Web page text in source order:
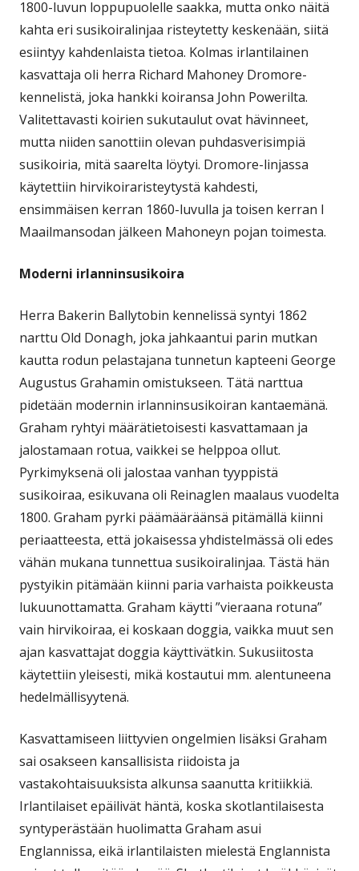
1800-luvun loppupuolelle saakka, mutta onko näitä
kahta eri susikoiralinjaa risteytetty keskenään, siitä
esiintyy kahdenlaista tietoa. Kolmas irlantilainen
kasvattaja oli herra Richard Mahoney Dromore-
kennelistä, joka hankki koiransa John Powerilta.
Valitettavasti koirien sukutaulut ovat hävinneet,
mutta niiden sanottiin olevan puhdasverisimpiä
susikoiria, mitä saarelta löytyi. Dromore-linjassa
käytettiin hirvikoiraristeytystä kahdesti,
ensimmäisen kerran 1860-luvulla ja toisen kerran I
Maailmansodan jälkeen Mahoneyn pojan toimesta.
Moderni irlanninsusikoira
Herra Bakerin Ballytobin kennelissä syntyi 1862
narttu Old Donagh, joka jahkaantui parin mutkan
kautta rodun pelastajana tunnetun kapteeni George
Augustus Grahamin omistukseen. Tätä narttua
pidetään modernin irlanninsusikoiran kantaemänä.
Graham ryhtyi määrätietoisesti kasvattamaan ja
jalostamaan rotua, vaikkei se helppoa ollut.
Pyrkimyksenä oli jalostaa vanhan tyyppistä
susikoiraa, esikuvana oli Reinaglen maalaus vuodelta
1800. Graham pyrki päämääräänsä pitämällä kiinni
periaatteesta, että jokaisessa yhdistelmässä oli edes
vähän mukana tunnettua susikoiralinjaa. Tästä hän
pystyikin pitämään kiinni paria varhaista poikkeusta
lukuunottamatta. Graham käytti ”vieraana rotuna”
vain hirvikoiraa, ei koskaan doggia, vaikka muut sen
ajan kasvattajat doggia käyttivätkin. Sukusiitosta
käytettiin yleisesti, mikä kostautui mm. alentuneena
hedelmällisyytenä.
Kasvattamiseen liittyvien ongelmien lisäksi Graham
sai osakseen kansallisista riidoista ja
vastakohtaisuuksista alkunsa saanutta kritiikkiä.
Irlantilaiset epäilivät häntä, koska skotlantilaisesta
syntyperästään huolimatta Graham asui
Englannissa, eikä irlantilaisten mielestä Englannista